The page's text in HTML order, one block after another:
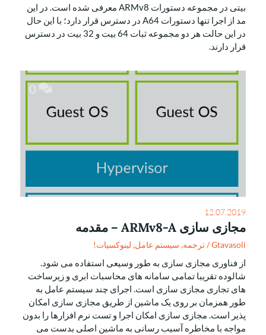
بیتی در مجموعه دستورات ARMv8 معرفی شده است. در این
مد از اجرا تنها دستورات A64 در دسترس قرار دارد؛ با این حال
در این حالت هر دو مجموعه ثبات 64 بیت و 32 بیت در دسترس
قرار دارند.
12.07.2019
مجازی سازی ARMv8-A – مقدمه
Gtavasoli
/ترجمه, سیستم عامل, لینوکسیات!
از فناوری مجازی سازی به طور وسیعی استفاده می شود.
شالوده تقریبا تمامی سامانه های محاسبات ابری و زیرساخت
های تجاری مجازی سازی است. اجرای چند سیستم عامل به
طور همزمان بر روی یک ماشین از طریق مجازی سازی امکان
پذیر است. مجازی سازی امکان اجرا و تست نرم افزارها را بدون
مواجه با مخاطره آسیب رسانی به ماشین اصلی بدست می